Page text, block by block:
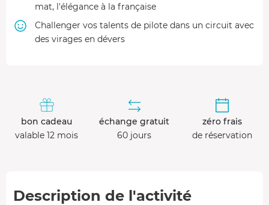
mat, l'élégance à la française
Challenger vos talents de pilote dans un circuit avec
des virages en dévers
bon cadeau
valable 12 mois
échange gratuit
60 jours
zéro frais
de réservation
Description de l'activité